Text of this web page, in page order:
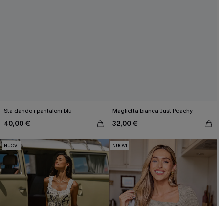
Sta dando i pantaloni blu
40,00 €
Maglietta bianca Just Peachy
32,00 €
NUOVI NUOVI